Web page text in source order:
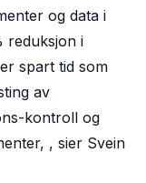
og data i
reduksjon i
spart tid som
av
kontroll og
, sier Svein